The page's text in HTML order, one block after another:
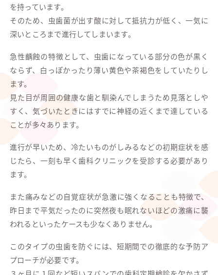
を持っています。
そのため、虫歯菌が出す酸に対して抵抗力が低く、一気に
深いところまで進行してしまいます。
急性齲蝕の特徴として、虫歯になっている部分の色が黒く
ならず、白っぽかったり薄い黄色や茶褐色をしていたりし
ます。
見た目が周囲の健康な歯と馴染んでしまうため見落としや
すく、気づいたときにはすでに神経の近くまで達している
ことが多々あります。
進行が早いため、冷たいものがしみるなどの初期症状を感
じたら、一刻も早く歯科クリニックを受診する必要があり
ます。
また痛みなどの自覚症状が急激に強くなることも特徴で、
昨日まで平気だったのに突然夜も眠れないほどの激痛に襲
われるといったケースも少なくありません。
このタイプの虫歯を防ぐには、短期間での徹底的な予防ア
プローチが必要です。